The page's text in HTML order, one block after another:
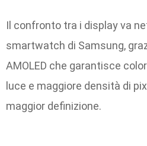
Il confronto tra i display va
smartwatch di Samsung,
AMOLED che garantisce
luce e maggiore densità di
maggior definizione.